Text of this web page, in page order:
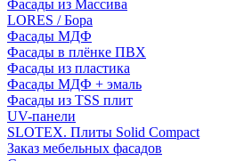
Фасады из Массива
LORES / Бора
Фасады МДФ
Фасады в плёнке ПВХ
Фасады из пластика
Фасады МДФ + эмаль
Фасады из TSS плит
UV-панели
SLOTEX. Плиты Solid Compact
Заказ мебельных фасадов